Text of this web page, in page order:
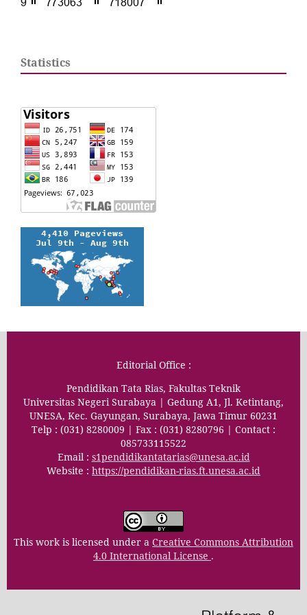
Statistics
Editorial Office :
Pendidikan Tata Rias, Fakultas Teknik
Universitas Negeri Surabaya | Gedung A1, Jl. Ketintang,
UNESA, Kec. Gayungan, Surabaya, Jawa Timur 60231
Telp : (031) 8280009 | Fax : (031) 8280796 | Contact :
085733115522
Email : s1pendidikantatarias@unesa.ac.id
Website : https://pendidikan-rias.ft.unesa.ac.id
This work is licensed under a Creative Commons Attribution
4.0 International License .